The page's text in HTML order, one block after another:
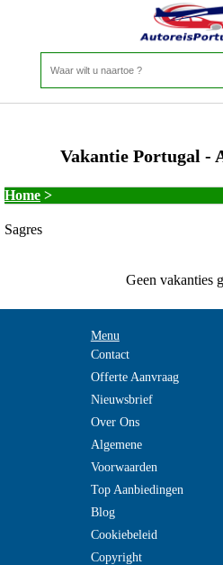
Vakantie Portugal -
Home >
Sagres
Geen vakanties
Menu
Contact
Offerte Aanvraag
Nieuwsbrief
Over Ons
Algemene
Voorwaarden
Top Aanbiedingen
Blog
Cookiebeleid
Copyright